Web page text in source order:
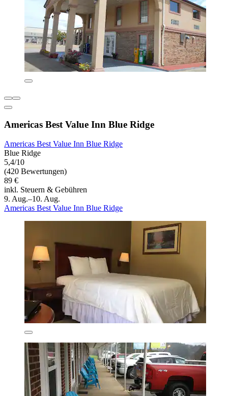
Americas Best Value Inn Blue Ridge
Americas Best Value Inn Blue Ridge
Blue Ridge
5,4/10
(420 Bewertungen)
89 €
inkl. Steuern & Gebühren
9. Aug.–10. Aug.
Americas Best Value Inn Blue Ridge